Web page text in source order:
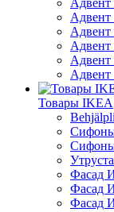
Адвент
Адвент
Адвент
Адвент
Адвент
Адвент
Товары IKEA
Фасад
Фасад
Фасад